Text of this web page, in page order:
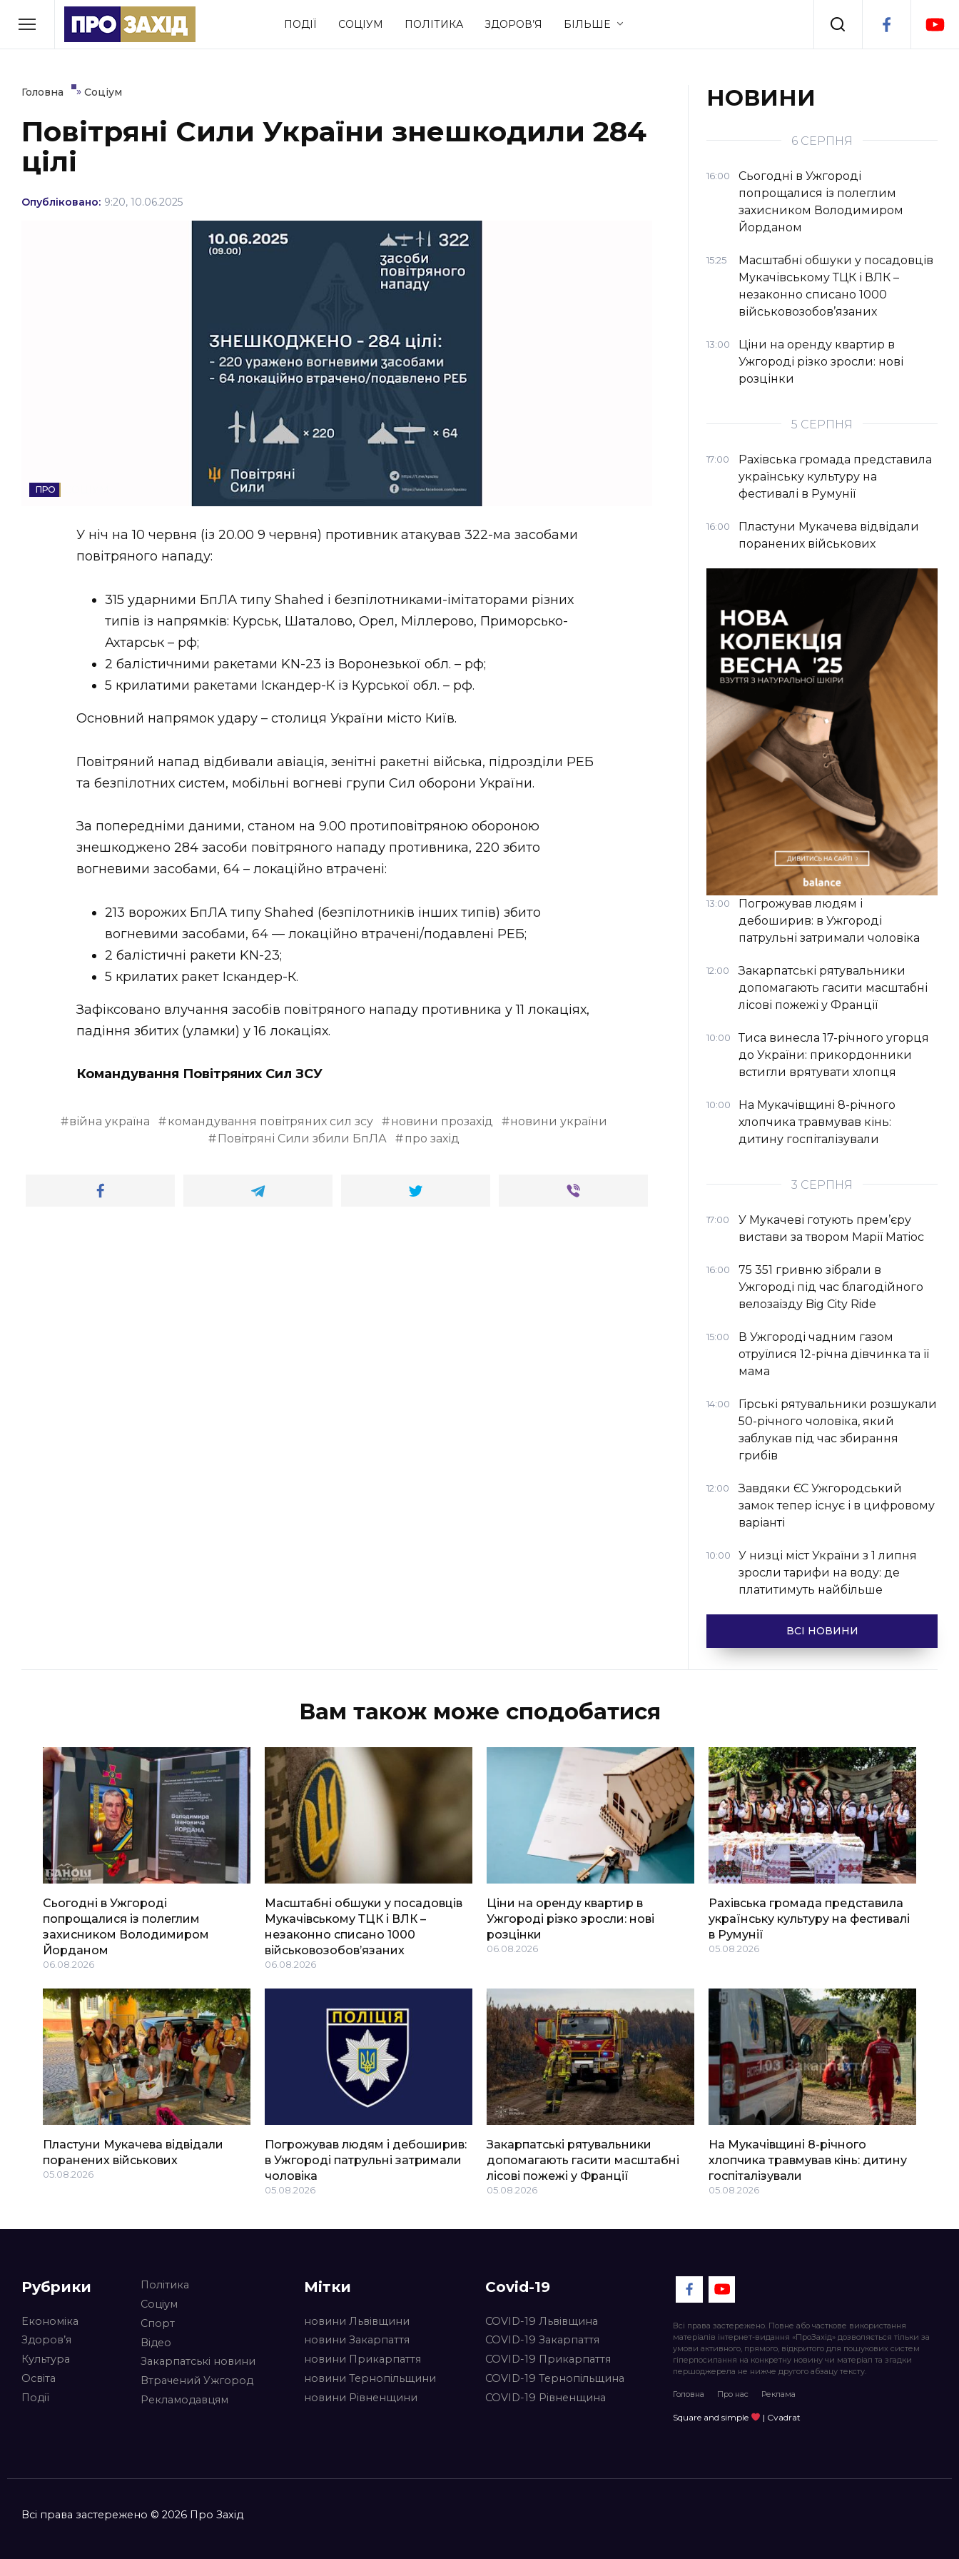
ПОДІЇ СОЦІУМ ПОЛІТИКА ЗДОРОВ’Я БІЛЬШЕ
РУБРИКИ
Економіка Події
Політика Соціум Спорт Стиль життя
Втрачений Ужгород
(відеоверсія)
ЗАКАРПАТСЬКІ НОВИНИ
НОВИНИ ЗАХІДНОЇ УКРАЇНИ
ВІДЕО
Головна » Соціум
Повітряні Сили України знешкодили 284
цілі
Опубліковано: 9:20, 10.06.2025
У ніч на 10 червня (із 20.00 9 червня) противник атакував 322-ма засобами
повітряного нападу:
315 ударними БпЛА типу Shahed і безпілотниками-імітаторами різних
типів із напрямків: Курськ, Шаталово, Орел, Міллерово, Приморсько-
Ахтарськ – рф;
2 балістичними ракетами KN-23 із Воронезької обл. – рф;
5 крилатими ракетами Іскандер-К із Курської обл. – рф.
Основний напрямок удару – столиця України місто Київ.
Повітряний напад відбивали авіація, зенітні ракетні війська, підрозділи РЕБ
та безпілотних систем, мобільні вогневі групи Сил оборони України.
За попередніми даними, станом на 9.00 протиповітряною обороною
знешкоджено 284 засоби повітряного нападу противника, 220 збито
вогневими засобами, 64 – локаційно втрачені:
213 ворожих БпЛА типу Shahed (безпілотників інших типів) збито
вогневими засобами, 64 — локаційно втрачені/подавлені РЕБ;
2 балістичні ракети KN-23;
5 крилатих ракет Іскандер-К.
Зафіксовано влучання засобів повітряного нападу противника у 11 локаціях,
падіння збитих (уламки) у 16 локаціях.
Командування Повітряних Сил ЗСУ
війна україна командування повітряних сил зсу новини прозахід
новини україни
Повітряні Сили збили БпЛА
про захід
НОВИНИ
6 СЕРПНЯ
16:00
Сьогодні в Ужгороді
попрощалися із полеглим
захисником Володимиром
Йорданом
15:25
Масштабні обшуки у посадовців
Мукачівському ТЦК і ВЛК –
незаконно списано 1000
військовозобов’язаних
13:00
Ціни на оренду квартир в
Ужгороді різко зросли: нові
розцінки
5 СЕРПНЯ
17:00
Рахівська громада представила
українську культуру на
фестивалі в Румунії
16:00
Пластуни Мукачева відвідали
поранених військових
13:00
Погрожував людям і
дебоширив: в Ужгороді
патрульні затримали чоловіка
12:00
Закарпатські рятувальники
допомагають гасити масштабні
лісові пожежі у Франції
10:00
Тиса винесла 17-річного угорця
до України: прикордонники
встигли врятувати хлопця
10:00
На Мукачівщині 8-річного
хлопчика травмував кінь:
дитину госпіталізували
3 СЕРПНЯ
17:00
У Мукачеві готують прем’єру
вистави за твором Марії Матіос
16:00
75 351 гривню зібрали в
Ужгороді під час благодійного
велозаїзду Big Сity Ride
15:00
В Ужгороді чадним газом
отруїлися 12-річна дівчинка та її
мама
14:00
Гірські рятувальники розшукали
50-річного чоловіка, який
заблукав під час збирання
грибів
12:00
Завдяки ЄС Ужгородський
замок тепер існує і в цифровому
варіанті
10:00
У низці міст України з 1 липня
зросли тарифи на воду: де
платитимуть найбільше
ВСІ НОВИНИ
Вам також може сподобатися
Сьогодні в Ужгороді
попрощалися із полеглим
захисником Володимиром
Йорданом
06.08.2026
Масштабні обшуки у посадовців
Мукачівському ТЦК і ВЛК –
незаконно списано 1000
військовозобов’язаних
06.08.2026
Ціни на оренду квартир в
Ужгороді різко зросли: нові
розцінки
06.08.2026
Рахівська громада представила
українську культуру на фестивалі
в Румунії
05.08.2026
Пластуни Мукачева відвідали
поранених військових
05.08.2026
Погрожував людям і дебоширив:
в Ужгороді патрульні затримали
чоловіка
05.08.2026
Закарпатські рятувальники
допомагають гасити масштабні
лісові пожежі у Франції
05.08.2026
На Мукачівщині 8-річного
хлопчика травмував кінь: дитину
госпіталізували
05.08.2026
Рубрики
Економіка
Здоров’я
Культура
Освіта
Події
Політика
Соціум
Спорт
Відео
Закарпатські новини
Втрачений Ужгород
Рекламодавцям
Мітки
новини Львівщини
новини Закарпаття
новини Прикарпаття
новини Тернопільщини
новини Рівненщини
Covid-19
COVID-19 Львівщина
COVID-19 Закарпаття
COVID-19 Прикарпаття
COVID-19 Тернопільщина
COVID-19 Рівненщина
Всі права застережено. Повне або часткове використання
матеріалів інтернет-видання «ПроЗахід» дозволяється тільки за
умови активного, прямого, відкритого для пошукових систем
гіперпосилання на конкретну новину чи матеріал та згадки
першоджерела не нижче другого абзацу тексту.
Головна Про нас Реклама
Square and simple | Cvadrat
Всі права застережено © 2026 Про Захід